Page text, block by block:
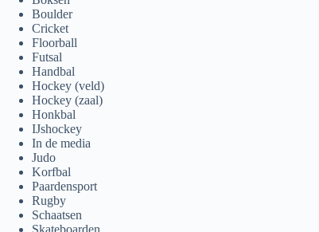
Boulder
Cricket
Floorball
Futsal
Handbal
Hockey (veld)
Hockey (zaal)
Honkbal
IJshockey
In de media
Judo
Korfbal
Paardensport
Rugby
Schaatsen
Skateboarden